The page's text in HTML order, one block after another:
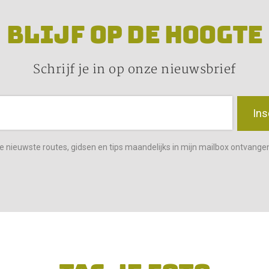
BLIJF OP DE HOOGTE
Schrijf je in op onze nieuwsbrief
nieuwste routes, gidsen en tips maandelijks in mijn mailbox